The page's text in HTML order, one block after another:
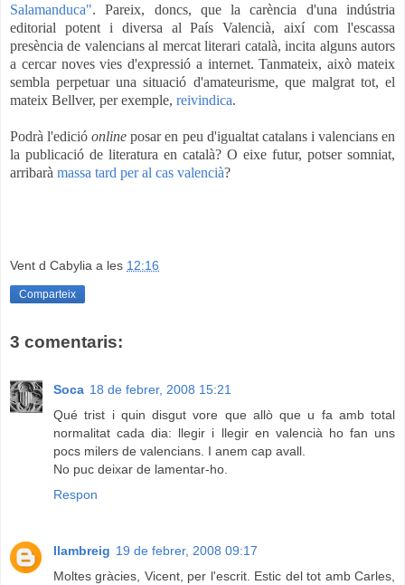
Salamanduca". Pareix, doncs, que la carència d'una indústria
editorial potent i diversa al País Valencià, així com l'escassa
presència de valencians al mercat literari català, incita alguns autors
a cercar noves vies d'expressió a internet. Tanmateix, això mateix
sembla perpetuar una situació d'amateurisme, que malgrat tot, el
mateix Bellver, per exemple, reivindica.
Podrà l'edicióonlineposar en peu d'igualtat catalans i valencians en
la publicació de literatura en català? O eixe futur, potser somniat,
arribarà massa tard per al cas valencià?
Vent d Cabylia a les 12:16
Comparteix
3 comentaris:
Soca 18 de febrer, 2008 15:21
Qué trist i quin disgut vore que allò que u fa amb total
normalitat cada dia: llegir i llegir en valencià ho fan uns
pocs milers de valencians. I anem cap avall.
No puc deixar de lamentar-ho.
Respon
llambreig 19 de febrer, 2008 09:17
Moltes gràcies, Vicent, per l'escrit. Estic del tot amb Carles,